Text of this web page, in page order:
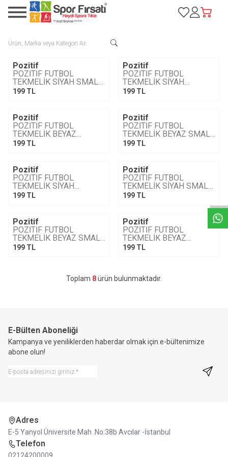
Favorilerim
Hesabım
Sepetim
YENI
Pozitif
POZİTİF FUTBOL
TEKMELİK SİYAH SMALL
(S) BEDEN
199 TL
YENI
Pozitif
POZİTİF FUTBOL
TEKMELİK SİYAH
MEDIUM (M) BEDEN
199 TL
YENI
Pozitif
POZİTİF FUTBOL
TEKMELİK BEYAZ
MEDIUM (M) BEDEN
199 TL
YENI
Pozitif
POZİTİF FUTBOL
TEKMELİK BEYAZ SMALL
(S) BEDEN
199 TL
YENI
Pozitif
POZİTİF FUTBOL
TEKMELİK SİYAH
MEDIUM (M) BEDEN
199 TL
YENI
Pozitif
POZİTİF FUTBOL
TEKMELİK SİYAH SMALL
(S) BEDEN
199 TL
YENI
Pozitif
POZİTİF FUTBOL
TEKMELİK BEYAZ SMALL
(S) BEDEN
199 TL
YENI
Pozitif
POZİTİF FUTBOL
TEKMELİK BEYAZ
MEDIUM (M) BEDEN
199 TL
Toplam 8ürün bulunmaktadır.
E-Bülten Aboneliği
Kampanya ve yeniliklerden haberdar olmak için e-bültenimize
abone olun!
Kayıt
Adres
E-5 Yanyol Üniversite Mah .No:38b Avcılar -İstanbul
Telefon